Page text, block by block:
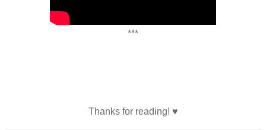
***
Thanks for reading! ♥